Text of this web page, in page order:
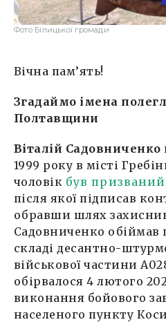
Фото Білицької громади
Вічна пам’ять!
Згадаймо імена
Полтавщини
Віталій Садовниченко
1999 року в місті
чоловік був призваний
після якої підписав
обравши шлях
Садовниченко обіймав
складі десантно-
військової частини
обірвалося 4 лютого
виконання бойового
населеного пункту